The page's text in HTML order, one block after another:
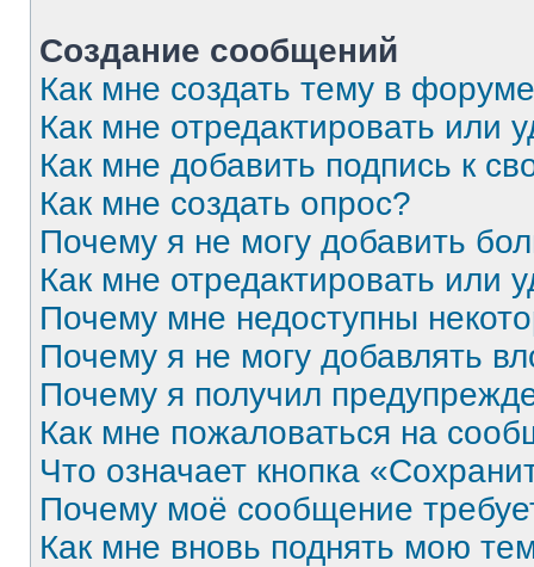
Создание сообщений
Как мне создать тему в
Как мне отредактировать или
Как мне добавить подпись к
Как мне создать опрос?
Почему я не могу добавить
Как мне отредактировать или
Почему мне недоступны
Почему я не могу добавлять
Почему я получил
Как мне пожаловаться на
Что означает кнопка
Почему моё сообщение
Как мне вновь поднять мою